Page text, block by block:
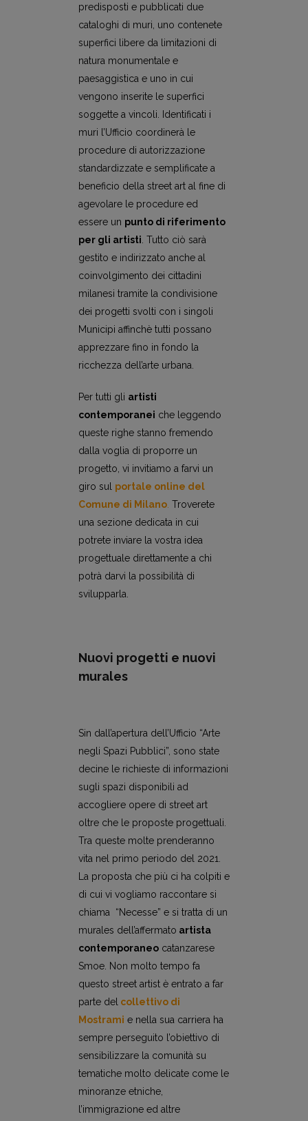
predisposti e pubblicati due
cataloghi di muri, uno contenete
superfici libere da limitazioni di
natura monumentale e
paesaggistica e uno in cui
vengono inserite le superfici
soggette a vincoli. Identificati i
muri l’Ufficio coordinerà le
procedure di autorizzazione
standardizzate e semplificate a
beneficio della street art al fine di
agevolare le procedure ed
essere un punto di riferimento
per gli artisti . Tutto ciò sarà
gestito e indirizzato anche al
coinvolgimento dei cittadini
milanesi tramite la condivisione
dei progetti svolti con i singoli
Municipi affinchè tutti possano
apprezzare fino in fondo la
ricchezza dell’arte urbana.
Per tutti gli artisti
contemporanei che leggendo
queste righe stanno fremendo
dalla voglia di proporre un
progetto, vi invitiamo a farvi un
giro sul
portale online del
Comune di Milano. Troverete
una sezione dedicata in cui
potrete inviare la vostra idea
progettuale direttamente a chi
potrà darvi la possibilità di
svilupparla.
Nuovi progetti e nuovi
murales
Sin dall’apertura dell’Ufficio “Arte
negli Spazi Pubblici”, sono state
decine le richieste di informazioni
sugli spazi disponibili ad
accogliere opere di street art
oltre che le proposte progettuali.
Tra queste molte prenderanno
vita nel primo periodo del 2021.
La proposta che più ci ha colpiti e
di cui vi vogliamo raccontare si
chiama “Necesse” e si tratta di un
murales dell’affermato artista
contemporaneocatanzarese
Smoe. Non molto tempo fa
questo street artist è entrato a far
parte del collettivo di
Mostrami e nella sua carriera ha
sempre perseguito l’obiettivo di
sensibilizzare la comunità su
tematiche molto delicate come le
minoranze etniche,
l’immigrazione ed altre